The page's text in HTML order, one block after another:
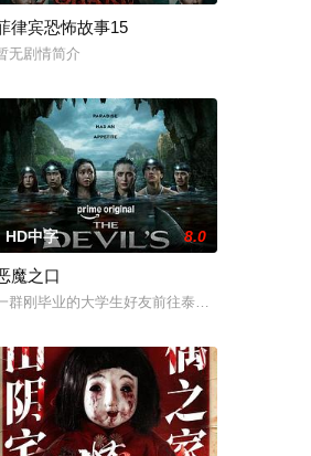
重逼迫下，一家人必须想方设法联手求生，打
旅。这不仅是对母亲下落的追寻，更是他探
中遇到神秘事件集体神秘消失。20年后寻宝
律宾恐怖故事15
无剧情简介
个人性情大变，怪事接二连三炸出来。里莎没
被一股令人发寒的疑惧笼罩——她对新生儿产
噬魂杀，鬼刃穿腹斩灵杀，女鬼点名要命！
HD中字 8.0
魔之口
群刚毕业的大学生好友前往泰国海岸，开启步